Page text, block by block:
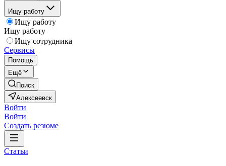
Ищу работу
Ищу работу
Ищу работу
Ищу сотрудника
Сервисы
Помощь
Ещё
Поиск
Алексеевск
Войти
Войти
Создать резюме
Статьи